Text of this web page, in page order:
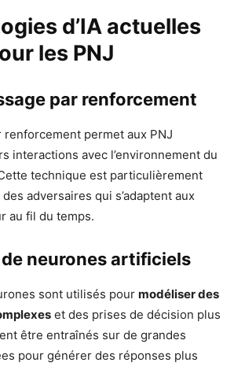
d’IA actuelles
les PNJ
par renforcement
renforcement permet aux PNJ
interactions avec l’environnement du
technique est particulièrement
adversaires qui s’adaptent aux
au fil du temps.
de neurones artificiels
sont utilisés pour modéliser des
et des prises de décision plus
être entraînés sur de grandes
pour générer des réponses plus